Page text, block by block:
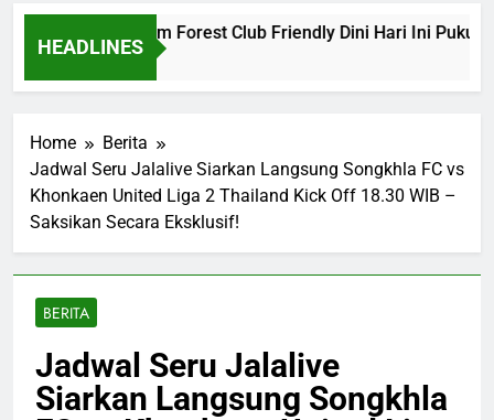
HEADLINES
vs Nottingham Forest Club Friendly Dini Hari Ini Pukul
Home
Berita
Jadwal Seru Jalalive Siarkan Langsung Songkhla FC vs
Khonkaen United Liga 2 Thailand Kick Off 18.30 WIB –
Saksikan Secara Eksklusif!
BERITA
Jadwal Seru Jalalive
Siarkan Langsung Songkhla